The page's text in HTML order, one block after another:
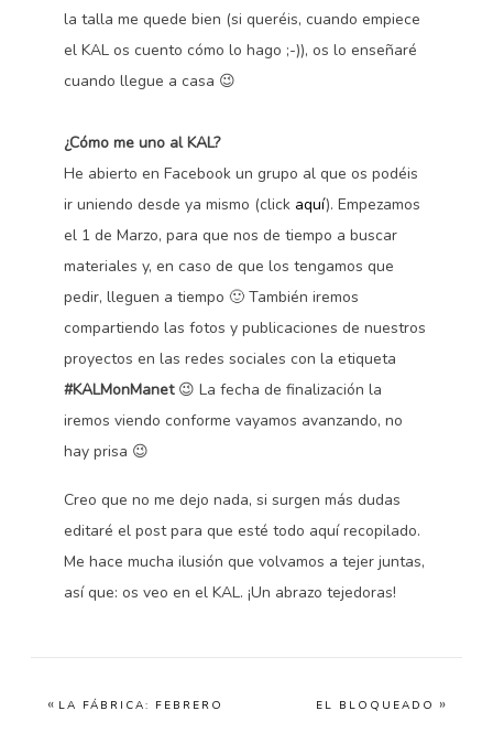
la talla me quede bien (si queréis, cuando empiece
el KAL os cuento cómo lo hago ;-)), os lo enseñaré
cuando llegue a casa 😉
¿Cómo me uno al KAL?
He abierto en Facebook un grupo al que os podéis
ir uniendo desde ya mismo (click aquí). Empezamos
el 1 de Marzo, para que nos de tiempo a buscar
materiales y, en caso de que los tengamos que
pedir, lleguen a tiempo 🙂 También iremos
compartiendo las fotos y publicaciones de nuestros
proyectos en las redes sociales con la etiqueta
#KALMonManet😉 La fecha de finalización la
iremos viendo conforme vayamos avanzando, no
hay prisa 😉
Creo que no me dejo nada, si surgen más dudas
editaré el post para que esté todo aquí recopilado.
Me hace mucha ilusión que volvamos a tejer juntas,
así que: os veo en el KAL. ¡Un abrazo tejedoras!
« LA FÁBRICA: FEBRERO EL BLOQUEADO »